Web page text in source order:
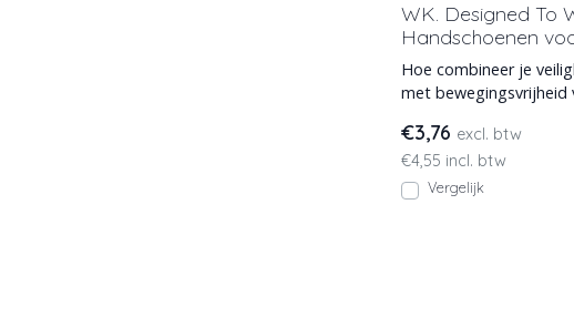
WK. Designed To
Handschoenen
Hoe combineer je
met bewegingsvrijheid
€3,76 excl. btw
€4,55 incl. btw
Vergelijk